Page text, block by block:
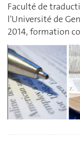
Faculté de
l'Université de
2014, formation